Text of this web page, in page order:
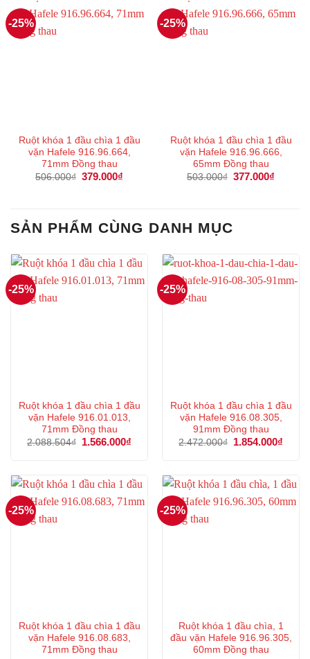
-25%
Ruột khóa 1 đầu chìa 1 đầu
vặn Hafele 916.96.664,
71mm Đồng thau
506.000₫ Giá
379.000₫
-25%
Ruột khóa 1 đầu chìa 1 đầu
vặn Hafele 916.96.666,
65mm Đồng thau
503.000₫ Giá
377.000₫
SẢN PHẨM CÙNG DANH MỤC
-25%
Ruột khóa 1 đầu chìa 1 đầu
vặn Hafele 916.01.013,
71mm Đồng thau
2.088.504₫
Giá
1.566.000₫
1.566.000₫.
-25%
Ruột khóa 1 đầu chìa 1 đầu
vặn Hafele 916.08.305,
91mm Đồng thau
2.472.000₫
Giá
1.854.000₫
-25%
Ruột khóa 1 đầu chìa 1 đầu
vặn Hafele 916.08.683,
71mm Đồng thau
-25%
Ruột khóa 1 đầu chìa, 1
đầu vặn Hafele 916.96.305,
60mm Đồng thau